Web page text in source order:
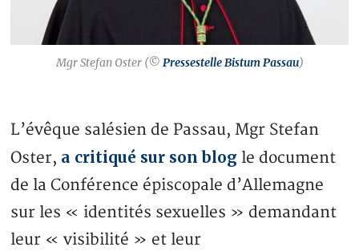
Mgr Stefan Oster (© Pressestelle Bistum Passau)
L’évêque salésien de Passau, Mgr Stefan
Oster, a critiqué sur son blog le document
de la Conférence épiscopale d’Allemagne
sur les « identités sexuelles » demandant
leur « visibilité » et leur